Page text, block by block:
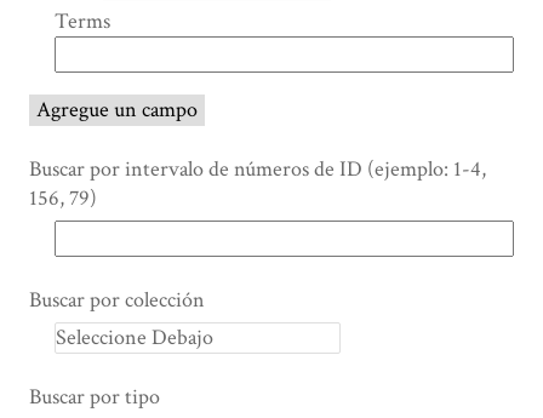
"Reducir
por
campo
específico":
1
Terms
Agregue un campo
Buscar por intervalo de números de ID (ejemplo: 1-4,
156, 79)
Buscar por colección
Buscar por tipo